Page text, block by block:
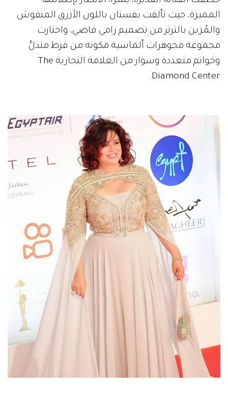
المميزة، حيث تألقت بفستان باللون الأزرق المنفوش
والمُزين بالترتر من تصميم رامي قاضي، واختارت
مجموعة مجوهرات ألماسية مكونة من قرط متدلٍّ
وخواتم متعددة وسوار من العلامة التجارية The
Diamond Center.